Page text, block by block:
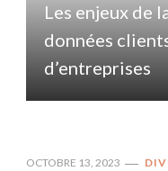
Les enjeux de
données
d’entreprises
OCTOBRE 13, 2023